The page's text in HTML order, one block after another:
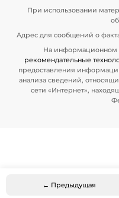
← Предыдущая
При использовании
Адрес для сообщений о
На информационном
рекомендательные
предоставления
анализа сведений,
сети «Интернет»,